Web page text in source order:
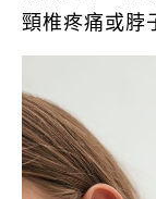
頸椎疼痛或脖